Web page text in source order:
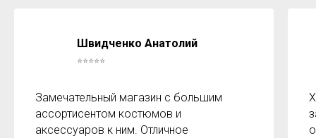
Швидченко Анатолий
⭐⭐⭐⭐⭐
Замечательный магазин с большим
ассортисентом костюмов и
аксессуаров к ним. Отличное